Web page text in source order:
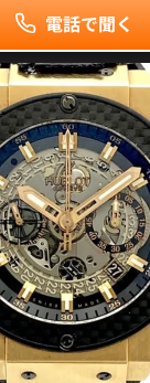
電話で聞く